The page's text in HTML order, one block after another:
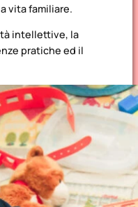
vita familiare.
intellettive, la
pratiche ed il